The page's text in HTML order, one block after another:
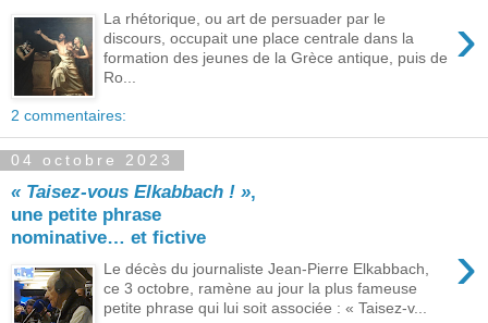
›
La rhétorique, ou art de persuader par le
discours, occupait une place centrale dans la
formation des jeunes de la Grèce antique, puis de
Ro...
2 commentaires:
04 octobre 2023
« Taisez-vous Elkabbach ! »,
une petite phrase
nominative… et fictive
›
Le décès du journaliste Jean-Pierre Elkabbach,
ce 3 octobre, ramène au jour la plus fameuse
petite phrase qui lui soit associée : « Taisez-v...